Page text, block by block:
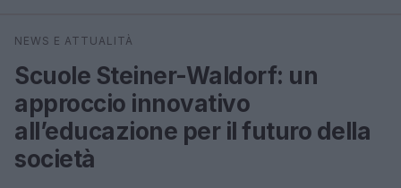
Cerca
NEWS E ATTUALITÀ
Scuole Steiner-Waldorf: un
approccio innovativo
all’educazione per il futuro della
società